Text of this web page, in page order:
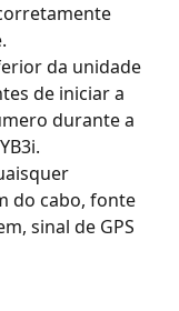
da unidade
de iniciar a
durante a
do cabo, fonte
sinal de GPS